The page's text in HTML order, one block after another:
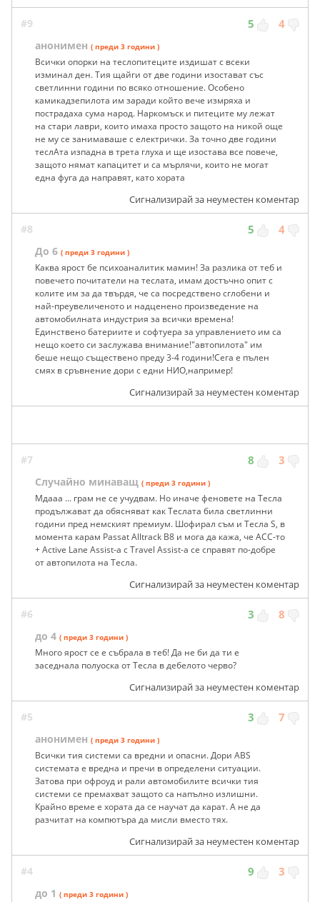
#9 5 4
анонимен ( преди 3 години )
Всички опорки на теслопитеците издишат с всеки
изминал ден. Тия щайги от две години изостават със
светлинни години по всяко отношение. Особено
камикадзепилота им заради който вече измряха и
пострадаха сума народ. Наркомъск и питеците му лежат
на стари лаври, които имаха просто защото на никой още
не му се занимаваше с електрички. За точно две години
теслАта изпадна в трета глуха и ще изостава все повече,
защото нямат капацитет и са мърлячи, които не могат
една фуга да направят, като хората
Сигнализирай за неуместен коментар
#8 5 4
До 6 ( преди 3 години )
Каква ярост бе психоаналитик мамин! За разлика от теб и
повечето почитатели на теслата, имам достъчно опит с
колите им за да твърдя, че са посредствено сглобени и
най-преувеличеното и надценено произведение на
автомобилната индустрия за всички времена!
Единствено батериите и софтуера за управлението им са
нещо което си заслужава внимание!"автопилота" им
беше нещо съществено преду 3-4 години!Сега е пълен
смях в сръвнение дори с едни НИО,например!
Сигнализирай за неуместен коментар
#7 8 3
Случайно минаващ ( преди 3 години )
Мдааа ... грам не се учудвам. Но иначе феновете на Тесла
продължават да обясняват как Теслата била светлинни
години пред немският премиум. Шофирал съм и Тесла S, в
момента карам Passat Alltrack B8 и мога да кажа, че ACC-то
+ Active Lane Assist-а с Travel Assist-а се справят по-добре
от автопилота на Тесла.
Сигнализирай за неуместен коментар
#6 3 8
до 4 ( преди 3 години )
Много ярост се е събрала в теб! Да не би да ти е
заседнала полуоска от Тесла в дебелото черво?
Сигнализирай за неуместен коментар
#5 3 7
анонимен ( преди 3 години )
Всички тия системи са вредни и опасни. Дори ABS
системата е вредна и пречи в определени ситуации.
Затова при офроуд и рали автомобилите всички тия
системи се премахват защото са напълно излишни.
Крайно време е хората да се научат да карат. А не да
разчитат на компютъра да мисли вместо тях.
Сигнализирай за неуместен коментар
#4 9 3
до 1 ( преди 3 години )